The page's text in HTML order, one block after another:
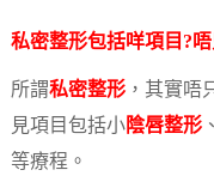
私密整形包括咩項目?
所謂私密整形，其實唔
見項目包括小陰唇整形、
等療程。